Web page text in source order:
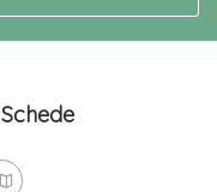
Schede